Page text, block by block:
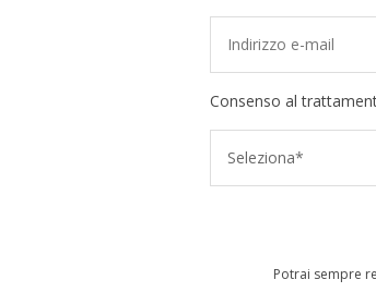
Consenso al
Seleziona*
Potrai sempre